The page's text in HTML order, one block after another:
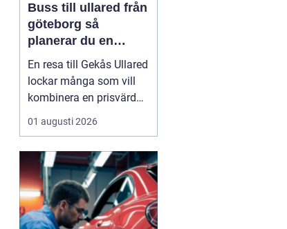
Buss till ullared från
göteborg så
planerar du en
smidig shoppingdag
En resa till Gekås Ullared
lockar många som vill
kombinera en prisvärd
shoppingdag med en
enkel och bekväm
till Ullared från Göteborg
gördagen mindre
stressig än om ...
01 augusti 2026